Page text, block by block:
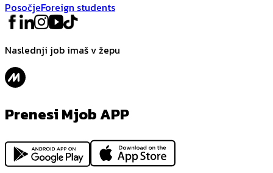
PosočjeForeign students
Naslednji job imaš v žepu
Prenesi Mjob APP